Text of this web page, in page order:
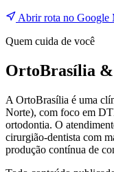
Abrir rota no Google
Quem cuida de você
OrtoBrasília &
A OrtoBrasília é uma
Norte), com foco em
ortodontia. O
cirurgião-dentista com
produção contínua de